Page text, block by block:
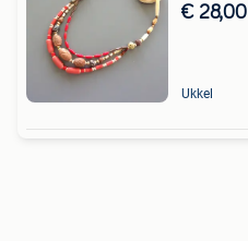
€ 28,00
Ukkel